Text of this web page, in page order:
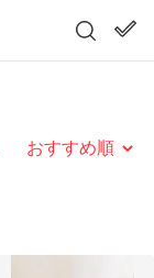
替え